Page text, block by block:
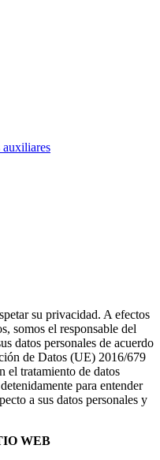
auxiliares
su privacidad. A efectos
somos el responsable del
datos personales de acuerdo
de Datos (UE) 2016/679
el tratamiento de datos
para entender
a sus datos personales y
WEB